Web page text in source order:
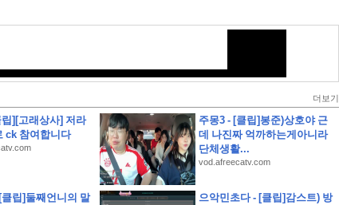
더보기
][고래상사] 저라
ck 참여합니다
주몽3 - [클립]봉준)상호야 근
데 나진짜 억까하는게아니라
단체생활...
vod.afreecatv.com
클립]둘째언니의 말
으악민초다 - [클립]감스트) 방